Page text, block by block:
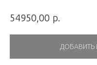
54950,00 р.
ДОБАВИТЬ